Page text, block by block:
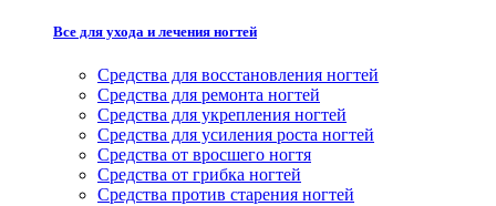
Все для ухода и лечения ногтей
Средства для восстановления ногтей
Средства для ремонта ногтей
Средства для укрепления ногтей
Средства для усиления роста ногтей
Средства от вросшего ногтя
Средства от грибка ногтей
Средства против старения ногтей